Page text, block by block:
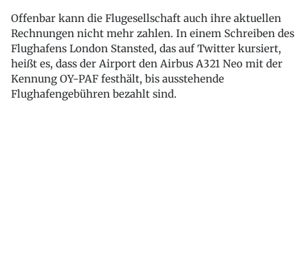
Offenbar kann die Flugesellschaft auch ihre aktuellen
Rechnungen nicht mehr zahlen. In einem Schreiben des
Flughafens London Stansted, das auf Twitter kursiert,
heißt es, dass der Airport den Airbus A321 Neo mit der
Kennung OY-PAF festhält, bis ausstehende
Flughafengebühren bezahlt sind.